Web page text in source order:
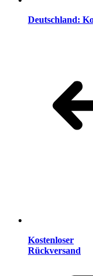
Deutschland:
Kostenloser
Rückversand